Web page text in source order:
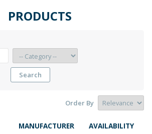
PRODUCTS
Search
Order By
MANUFACTURER AVAILABILITY